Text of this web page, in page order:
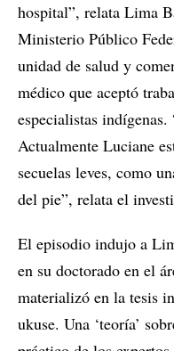
hospital”, relata Lima
Ministerio Público
unidad de salud y
médico que aceptó
especialistas
Actualmente Luciane
secuelas leves, como
del pie”, relata el
El episodio indujo a
en su doctorado en el
materializó en la tesis
ukuse. Una ‘teoría’